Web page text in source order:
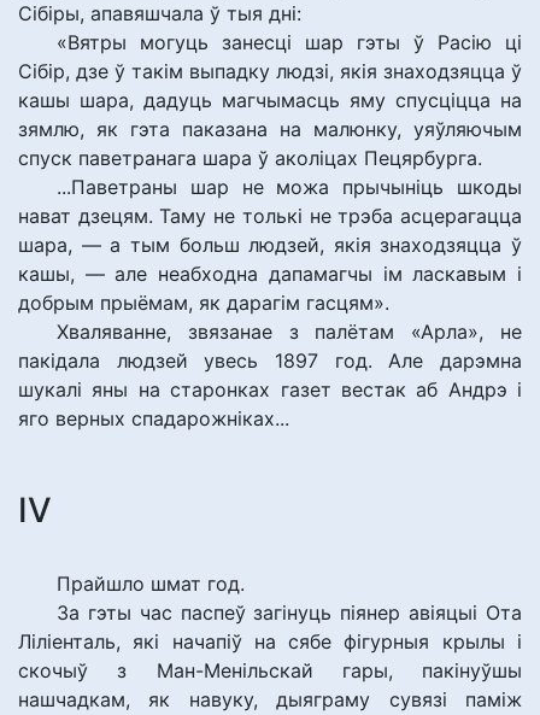
Сібіры, апавяшчала ў тыя дні:
«Вятры могуць занесці шар гэты ў Расію ці
Сібір, дзе ў такім выпадку людзі, якія знаходзяцца ў
кашы шара, дадуць магчымасць яму спусціцца на
зямлю, як гэта паказана на малюнку, уяўляючым
спуск паветранага шара ў аколіцах Пецярбурга.
...Паветраны шар не можа прычыніць шкоды
нават дзецям. Таму не толькі не трэба асцерагацца
шара, — а тым больш людзей, якія знаходзяцца ў
кашы, — але неабходна дапамагчы ім ласкавым і
добрым прыёмам, як дарагім гасцям».
Хваляванне, звязанае з палётам «Арла», не
пакідала людзей увесь 1897 год. Але дарэмна
шукалі яны на старонках газет вестак аб Андрэ і
яго верных спадарожніках...
IV
Прайшло шмат год.
За гэты час паспеў загінуць піянер авіяцыі Ота
Ліліенталь, які начапіў на сябе фігурныя крылы і
скочыў з Ман-Менільскай гары, пакінуўшы
нашчадкам, як навуку, дыяграму сувязі паміж